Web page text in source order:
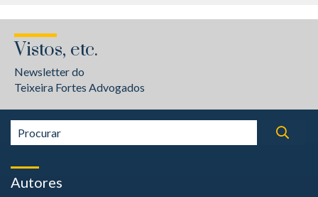
Vistos, etc.
Newsletter do
Teixeira Fortes Advogados
Autores